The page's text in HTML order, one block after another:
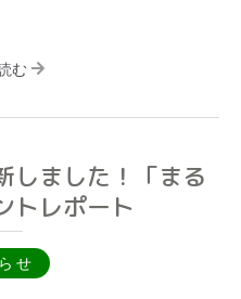
む
しました！「まる
トレポート
せ